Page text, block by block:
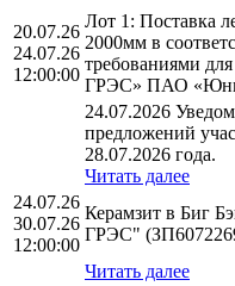
20.07.26
24.07.26
12:00:00
Лот 1: Поставка
2000мм в
требованиями
ГРЭС» ПАО
24.07.2026
предложений
28.07.2026 года.
Читать далее
24.07.26
30.07.26
12:00:00
Керамзит в Биг
ГРЭС"
Читать далее